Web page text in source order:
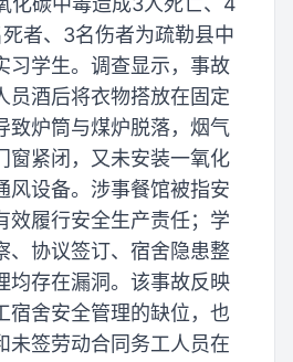
者、3名伤者为疏勒县中
习学生。调查显示，事故
员酒后将衣物搭放在固定
致炉筒与煤炉脱落，烟气
窗紧闭，又未安装一氧化
风设备。涉事餐馆被指安
效履行安全生产责任；学
、协议签订、宿舍隐患整
均存在漏洞。该事故反映
宿舍安全管理的缺位，也
未签劳动合同务工人员在